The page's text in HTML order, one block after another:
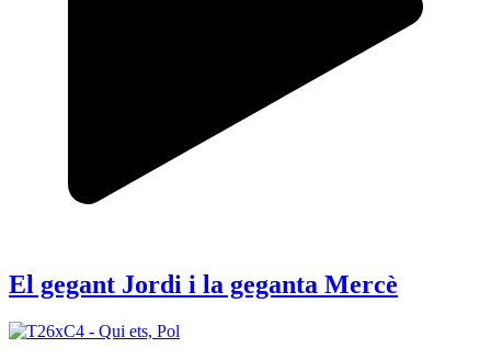
El gegant Jordi i la geganta Mercè